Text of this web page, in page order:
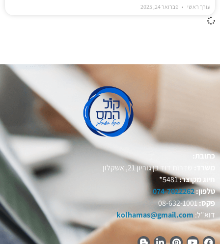
עורך ראשי פברואר 24, 2025
כתובת:
משרד:
שדרות דוד בן גוריון 21, אשקלון
חיוג מקוצר:5481*
טלפון:074-7022262
פקס:08-632-1001
דוא"ל: kolhamas@gmail.com